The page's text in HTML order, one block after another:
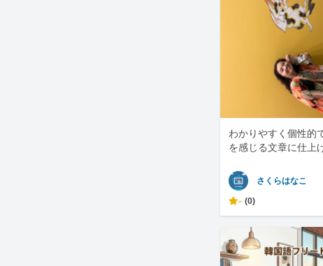
わかりやすく個性的
を感じる文章に仕上
さくらはなこ
- (0)